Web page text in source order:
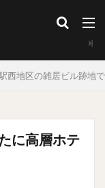
西地区の雑居ビル跡地
に高層ホテ